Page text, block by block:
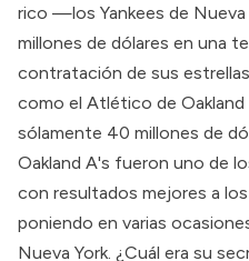
rico —los Yankees de
millones de dólares en una
contratación de sus
como el Atlético de
sólamente 40 millones de
Oakland A's fueron uno de
con resultados mejores a los
poniendo en varias
Nueva York. ¿Cuál era su